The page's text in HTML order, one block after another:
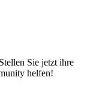
Sie jetzt ihre
helfen!